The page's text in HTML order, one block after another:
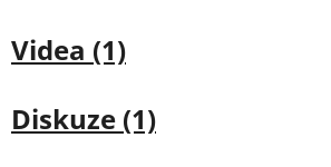
Videa (1)
Diskuze (1)